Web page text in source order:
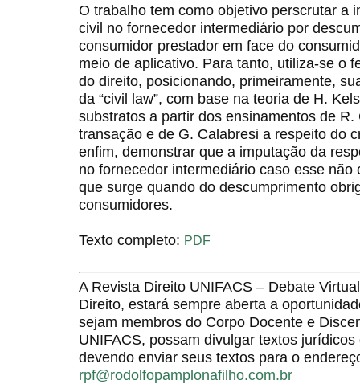
O trabalho tem como objetivo perscrutar a
civil no fornecedor intermediário por
consumidor prestador em face do
meio de aplicativo. Para tanto, utiliza-se o
do direito, posicionando, primeiramente,
da “civil law”, com base na teoria de H.
substratos a partir dos ensinamentos de
transação e de G. Calabresi a respeito do
enfim, demonstrar que a imputação da
no fornecedor intermediário caso esse
que surge quando do descumprimento
consumidores.
Texto completo: PDF
A Revista Direito UNIFACS – Debate
Direito, estará sempre aberta a
sejam membros do Corpo Docente e
UNIFACS, possam divulgar textos
devendo enviar seus textos para o
rpf@rodolfopamplonafilho.com.br